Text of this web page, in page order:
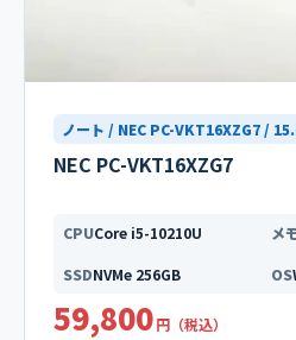
ノート / NEC PC-VKT16XZG7 /
NEC PC-VKT16XZG7
CPUCore i5-10210U メ
SSDNVMe 256GB OS
59,800円（税込）